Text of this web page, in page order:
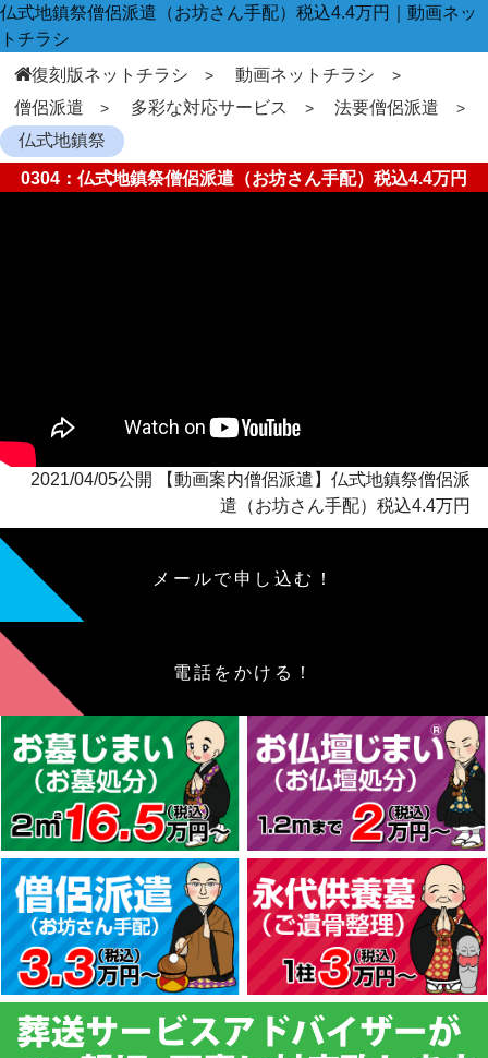
仏式地鎮祭僧侶派遣（お坊さん手配）税込4.4万円｜動画ネッ
トチラシ
復刻版ネットチラシ
動画ネットチラシ
僧侶派遣
多彩な対応サービス
法要僧侶派遣
仏式地鎮祭
0304：仏式地鎮祭僧侶派遣（お坊さん手配）税込4.4万円
2021/04/05公開 【動画案内僧侶派遣】仏式地鎮祭僧侶派
遣（お坊さん手配）税込4.4万円
メールで申し込む！
電話をかける！